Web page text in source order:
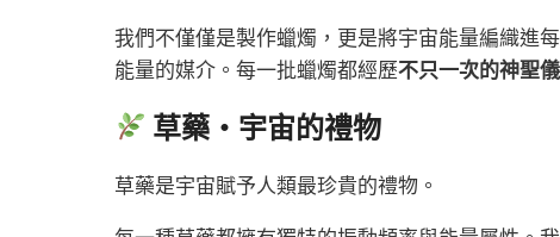
我們不僅僅是製作蠟燭，更是將宇宙能量編織進
能量的媒介。每一批蠟燭都經歷不只一次的神聖
草藥・宇宙的禮物
草藥是宇宙賦予人類最珍貴的禮物。